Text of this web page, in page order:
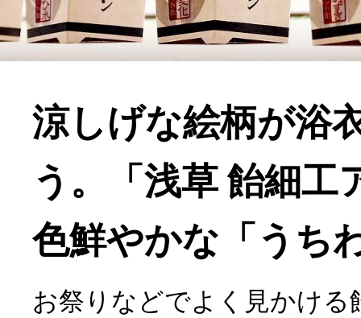
涼しげな絵柄が浴
う。「浅草 飴細工
色鮮やかな「うち
お祭りなどでよく見かける